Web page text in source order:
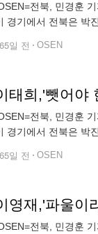
전북, 민경훈
경기에서 전북은 박
일 전 OSEN
태희,'뺏어야
전북, 민경훈
경기에서 전북은 박
일 전 OSEN
영재,'파울이
전북, 민경훈